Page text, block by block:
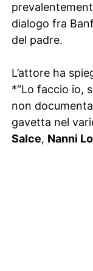
dialogo fra
del padre.
L’attore ha
*“Lo faccio io,
non
gavetta nel
Salce, Nanni